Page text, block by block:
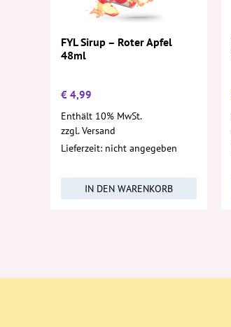
FYL Sirup – Roter Apfel
48ml
€ 4,99
Enthält 10% MwSt.
zzgl.Versand
Lieferzeit: nicht angegeben
IN DEN WARENKORB